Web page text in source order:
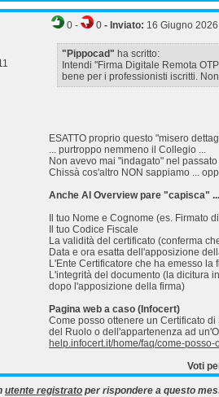
0 - 0 - Inviato: 16 Giugno
"Pippocad" ha scritto:
Intendi "Firma Digitale Remota
bene per i professionisti iscritti.
ESATTO proprio questo "misero
... purtroppo nemmeno il Collegio ...
Non avevo mai "indagato" nel
Chissà cos'altro NON sappiamo ...
Anche AI Overview pare "capisca" ...
Il tuo Nome e Cognome (es. Firmato
Il tuo Codice Fiscale
La validità del certificato (conferma
Data e ora esatta dell'apposizione
L'Ente Certificatore che ha emesso la
L'integrità del documento (la dicitura
dopo l'apposizione della firma)
Pagina web a caso (Infocert)
Come posso ottenere un Certificato
del Ruolo o dell'appartenenza ad
help.infocert.it/home/faq/come-posso-
Voti
utente registrato per rispondere a questo